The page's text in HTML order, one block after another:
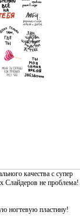
качества с супер
Слайдеров не проблема!
ногтевую пластину!